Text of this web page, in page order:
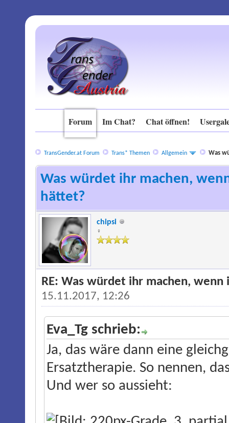
Forum Im Chat? Chat öffnen!
TransGender.at Forum Trans* Themen Allgemein Was
Was würdet ihr machen,
hättet?
chipsi
♀
RE: Was würdet ihr machen,
15.11.2017, 12:26
Eva_Tg schrieb:
Ja, das wäre dann eine
Ersatztherapie. So nennen,
Und wer so aussieht: